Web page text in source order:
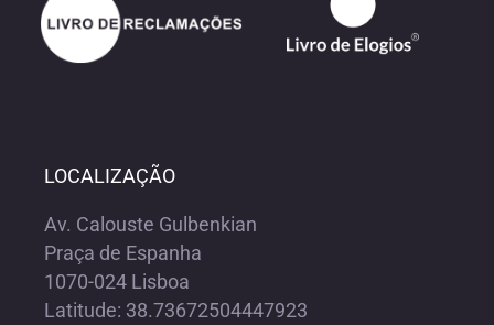
LOCALIZAÇÃO
Av. Calouste Gulbenkian
Praça de Espanha
1070-024 Lisboa
Latitude: 38.73672504447923